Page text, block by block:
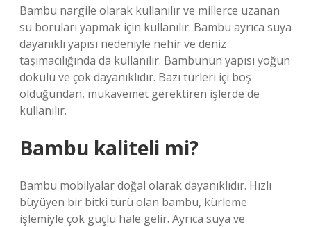
Bambu nargile olarak kullanılır ve millerce uzanan
su boruları yapmak için kullanılır. Bambu ayrıca suya
dayanıklı yapısı nedeniyle nehir ve deniz
taşımacılığında da kullanılır. Bambunun yapısı yoğun
dokulu ve çok dayanıklıdır. Bazı türleri içi boş
olduğundan, mukavemet gerektiren işlerde de
kullanılır.
Bambu kaliteli mi?
Bambu mobilyalar doğal olarak dayanıklıdır. Hızlı
büyüyen bir bitki türü olan bambu, kürleme
işlemiyle çok güçlü hale gelir. Ayrıca suya ve